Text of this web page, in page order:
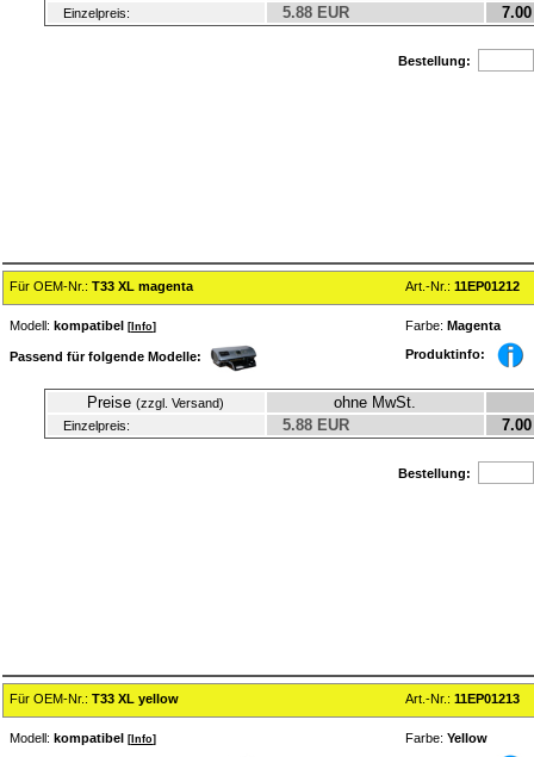
Einzelpreis: 5.88 EUR 7.00
Bestellung:
Für OEM-Nr.: T33 XL magenta Art.-Nr.: 11EP01212
Modell: kompatibel [ Info] Farbe: Magenta
Passend für folgende Modelle: Produktinfo:
Preise (zzgl. Versand) ohne MwSt.
Einzelpreis: 5.88 EUR 7.00
Bestellung:
Für OEM-Nr.: T33 XL yellow Art.-Nr.: 11EP01213
Modell: kompatibel [ Info] Farbe: Yellow